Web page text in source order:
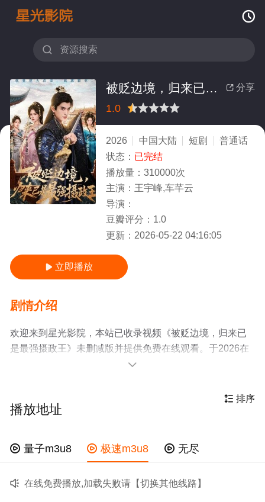


 分享
被贬边境，归来已是最强摄政王
1.0
很差较差
还行推荐力荐
2026 中国大陆 短剧
普通话
状态： 已完结
播放量： 310000次
主演： 王宇峰,车芊云
导演：
豆瓣评分： 1.0
更新： 2026-05-22 04:16:05
 立即播放
剧情介绍
欢迎来到星光影院，本站已收录视频《被贬边境，归来已
是最强摄政王》未删减版并提供免费在线观看。于2026在
中国大陆上映，由导演，主要演员包括王宇峰,车芊云，是
星光影院收集了pc网页端在线观看、手机mp4免费观看、
高清云播放，百度网盘等资源，如果你有更好更快的资源
最强摄政王百度百科

 排序
播放地址
 量子m3u8  极速m3u8  无尽
 在线免费播放,加载失败请【切换其他线路】